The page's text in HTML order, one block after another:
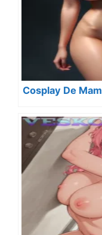
Cosplay De